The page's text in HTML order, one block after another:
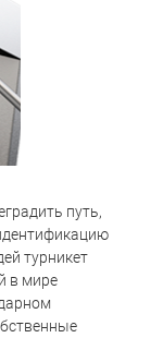
путь,
турникет
в мире